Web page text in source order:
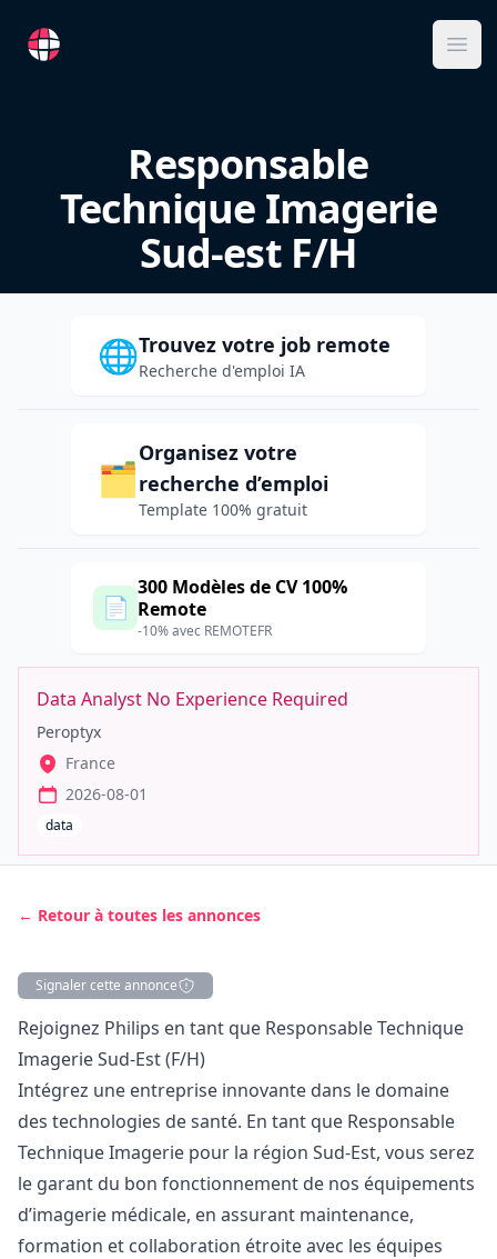
RemoteFR
Responsable
Technique Imagerie
Sud-est F/H
🌐Trouvez votre job remote
Recherche d'emploi IA
🗂️
Organisez votre
recherche d’emploi
Template 100% gratuit
📄
300 Modèles de CV 100%
Remote
-10% avec REMOTEFR
Data Analyst No Experience Required
Peroptyx
France
2026-08-01
data
← Retour à toutes les annonces
Signaler cette annonce
Description
Rejoignez Philips en tant que Responsable Technique
Imagerie Sud-Est (F/H)
Intégrez une entreprise innovante dans le domaine
des technologies de santé. En tant que Responsable
Technique Imagerie pour la région Sud-Est, vous serez
le garant du bon fonctionnement de nos équipements
d’imagerie médicale, en assurant maintenance,
formation et collaboration étroite avec les équipes